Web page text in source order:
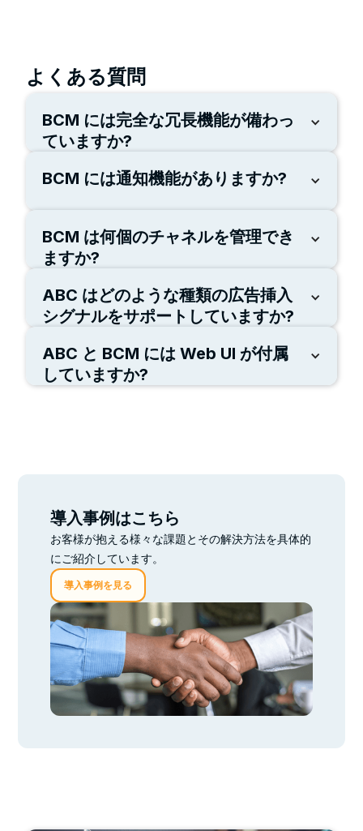
よくある質問
BCM には完全な冗長機能が備わっ
ていますか?
Broadcast Manager は、N+1、N+M、または N+N の
さらにマネージャー自体もバックアップ マネージャー
マシンによって保護し、継続的な操作が保証します。
BCM には通知機能がありますか?
BCM には、マシンとプログラムの状態に基づいて通知
を送信する監視機能が組み込まれています。検出可能
な状態の例としては、マシンの状態、ストリーミング
の開始と停止、信号断、無音、または黒フレームなど
があります。通知トリガーには、BCM の [監視] タブ
からアクセスできます。
BCM は何個のチャネルを管理でき
ますか?
BCM は膨大な数のチャネンネルを管理できますが、最
大数はプロジェクトの複雑さやマシンスペック、環境
により変動します。 社内テストでは少なくとも 50
チャネルを安全に管理できることが確認されていま
す。
ABC はどのような種類の広告挿入
シグナルをサポートしていますか?
SCTE35/104、ARIB STD-B39、ESAM、外部接点信号
（接点入力ボードが必要）、ソフトウェアキュー、タ
イムコードキュー をサポートしています。
ABC と BCM には Web UI が付属
していますか?
導入事例はこちら
お客様が抱える様々な課題とその解決方法を具体的
にご紹介しています。
導入事例を見る